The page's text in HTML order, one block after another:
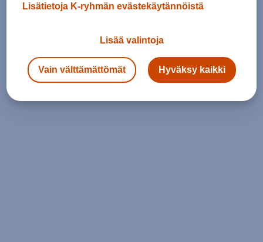
Lisätietoja K-ryhmän evästekäytännöistä
Lisää valintoja
Vain välttämättömät Hyväksy kaikki